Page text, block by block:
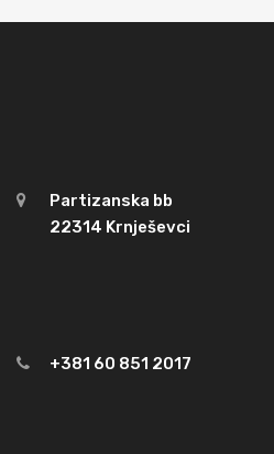
Partizanska bb
22314 Krnješevci
+381 60 851 2017